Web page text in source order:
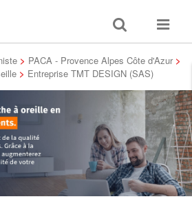
Toggle
search
Toggle
> PACA - Provence Alpes Côte d'Azur >
> Entreprise TMT DESIGN (SAS)